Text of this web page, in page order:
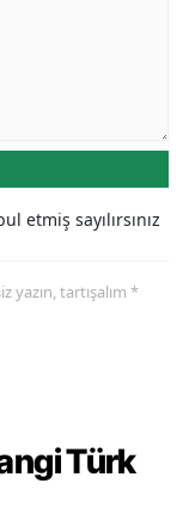
etmiş sayılırsınız
tartışalım *
Türk